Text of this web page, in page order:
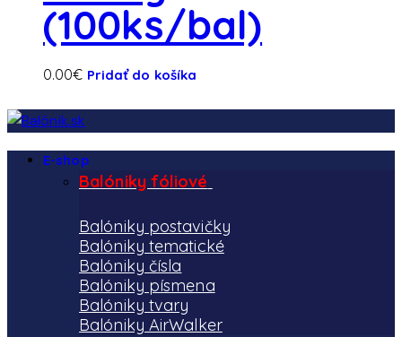
(100ks/bal)
0.00€ Pridať do košíka
E-shop
Balóniky fóliové
Balóniky postavičky
Balóniky tematické
Balóniky čísla
Balóniky písmena
Balóniky tvary
Balóniky AirWalker